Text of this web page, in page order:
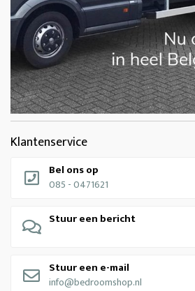
Klantenservice
Bel ons op
085 - 0471621
Stuur een bericht
Stuur een e-mail
info@bedroomshop.nl